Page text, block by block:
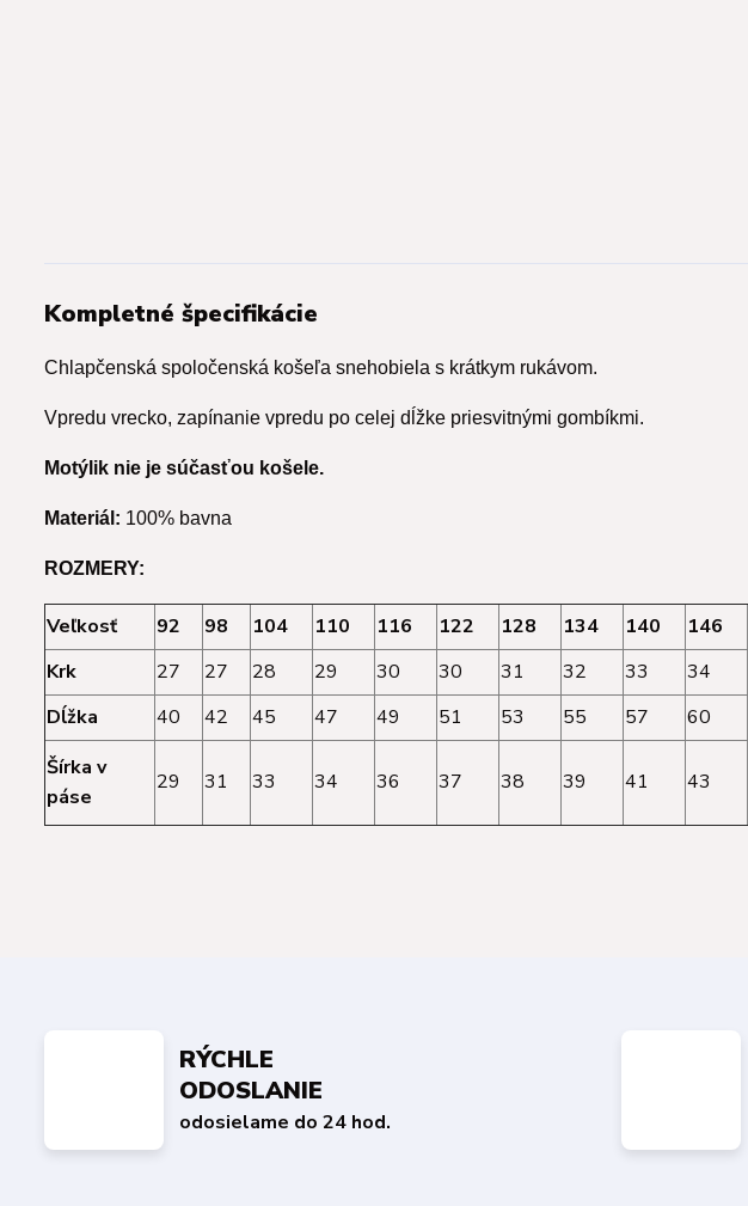
Kompletné špecifikácie
Chlapčenská spoločenská košeľa snehobiela s krátkym rukávom.
Vpredu vrecko, zapínanie vpredu po celej dĺžke priesvitnými gombíkmi.
Motýlik nie je súčasťou košele.
Materiál: 100% bavna
ROZMERY:
Veľkosť 92 98 104 110 116 122 128 134 140 146
Krk
27 27 28 29 30 30 31 32 33 34
Dĺžka
40 42 45 47 49 51 53 55 57 60
Šírka v
páse
29 31 33 34 36 37 38 39 41 43
RÝCHLE
ODOSLANIE
odosielame do 24 hod.